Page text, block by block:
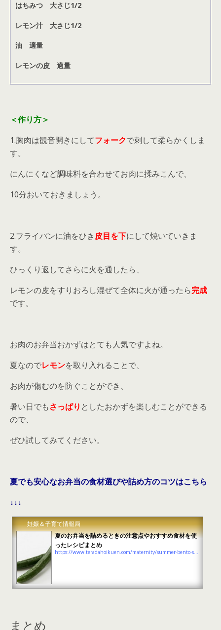
はちみつ 大さじ1/2
レモン汁 大さじ1/2
油 適量
レモンの皮 適量
＜作り方＞
1.胸肉は観音開きにしてフォークで刺して柔らかくしま
す。
にんにくなど調味料を合わせてお肉に揉みこんで、
10分おいておきましょう。
2.フライパンに油をひき皮目を下にして焼いていきま
す。
ひっくり返してさらに火を通したら、
レモンの皮をすりおろし混ぜて全体に火が通ったら完成
です。
お肉のお弁当おかずはとても人気ですよね。
夏なのでレモンを取り入れることで、
お肉が傷むのを防ぐことができ、
暑い日でもさっぱり としたおかずを楽しむことができる
ので、
ぜひ試してみてください。
夏でも安心なお弁当の食材選びや詰め方のコツはこちら
↓↓↓
妊娠＆子育て情報局
夏のお弁当を詰めるときの注意点やおすすめ食材を使
ったレシピまとめ
https://www.teradahoikuen.com/maternity/summer-bento-summary
まとめ